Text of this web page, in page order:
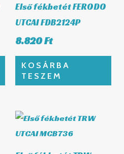
Első fékbetét FERODO
UTCAI FDB2124P
8.820Ft
KOSÁRBA
TESZEM